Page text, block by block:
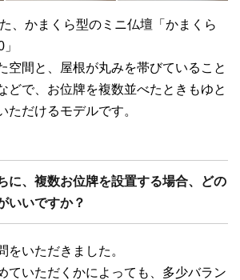
、かまくら型のミニ仏壇「かまくら
空間と、屋根が丸みを帯びていること
どで、お位牌を複数並べたときもゆと
ただけるモデルです。
に、複数お位牌を設置する場合、どの
いいですか？
をいただきました。
ていただくかによっても、多少バラン